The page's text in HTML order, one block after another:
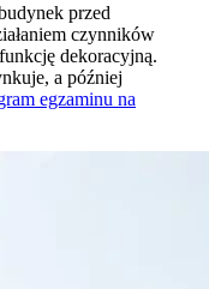
przed
czynników
dekoracyjną.
a później
egzaminu na